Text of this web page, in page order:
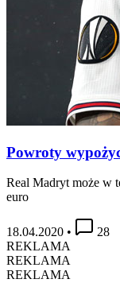
Powroty
Real Madryt może w
euro
18.04.2020 •
28
REKLAMA
REKLAMA
REKLAMA